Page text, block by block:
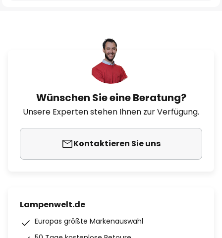
Wünschen Sie eine Beratung?
Unsere Experten stehen Ihnen zur Verfügung.
Kontaktieren Sie uns
Lampenwelt.de
Europas größte Markenauswahl